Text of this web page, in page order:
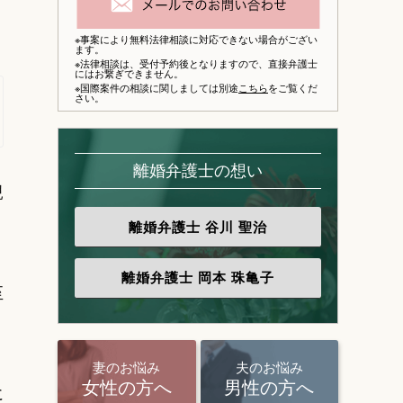
※事案により無料法律相談に対応できない場合がござい
ます。
※法律相談は、 受付予約後となりますので、 直接弁護士
にはお繋ぎできません。
※国際案件の相談に関しましては別途こちらをご覧くだ
さい。
離婚弁護士の想い
離婚弁護士 谷川 聖治
離婚弁護士 岡本 珠亀子
妻のお悩み
女性の方へ
夫のお悩み
男性の方へ